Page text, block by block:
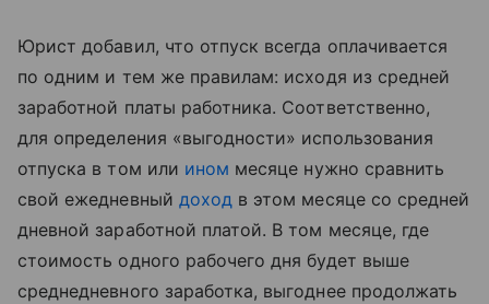
Юрист добавил, что отпуск всегда оплачивается
по одним и тем же правилам: исходя из средней
заработной платы работника. Соответственно,
для определения «выгодности» использования
отпуска в том или ином месяце нужно сравнить
свой ежедневный доход в этом месяце со средней
дневной заработной платой. В том месяце, где
стоимость одного рабочего дня будет выше
среднедневного заработка, выгоднее продолжать